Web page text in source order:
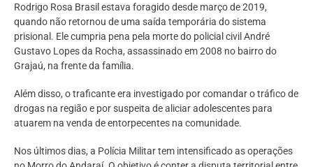
Rodrigo Rosa Brasil estava foragido desde março de 2019,
quando não retornou de uma saída temporária do sistema
prisional. Ele cumpria pena pela morte do policial civil André
Gustavo Lopes da Rocha, assassinado em 2008 no bairro do
Grajaú, na frente da família.
Além disso, o traficante era investigado por comandar o tráfico de
drogas na região e por suspeita de aliciar adolescentes para
atuarem na venda de entorpecentes na comunidade.
Nos últimos dias, a Polícia Militar tem intensificado as operações